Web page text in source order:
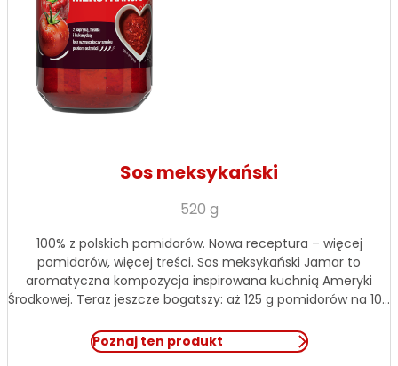
Sos meksykański
520 g
100% z polskich pomidorów. Nowa receptura – więcej
pomidorów, więcej treści. Sos meksykański Jamar to
aromatyczna kompozycja inspirowana kuchnią Ameryki
Środkowej. Teraz jeszcze bogatszy: aż 125 g pomidorów na 100
w składzie. Wzbogacony o czerwoną fasolę i kukurydzę –
świetnie sprawdzi się do dań mięsnych, […]
Poznaj ten produkt